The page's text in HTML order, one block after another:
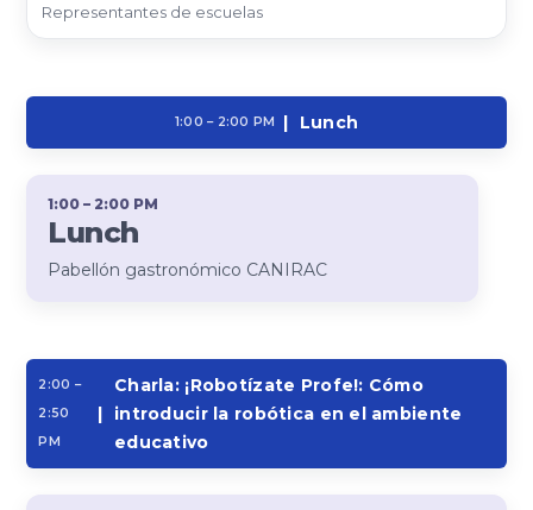
Representantes de escuelas
1:00 – 2:00 PM | Lunch
1:00 – 2:00 PM
Lunch
Pabellón gastronómico CANIRAC
2:00 –
2:50
PM
|
Charla: ¡Robotízate Profe!: Cómo
introducir la robótica en el ambiente
educativo